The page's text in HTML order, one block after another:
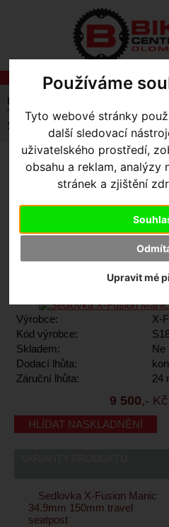
Používáme
Tyto webové stránky
další sledovací
uživatelského prostředí,
obsahu a reklam, analýzy
stránek a zjištění
Upravit mé
Úvodní strana
Teleskopické
Sedlovka X-Fusion Manic 150mm
SEDLOVKA X-
MANIC 150MM
-
Fusion Manic
travel seatpost
Výrobce:
X-
Kód výrobce:
Skladem:
Ne
Dodací lhůta:
Záruční lhůta:
24
9 500,-
HLÍDAT NASKLADNĚNÍ
Sedlovka X-Fusion Manic
34.9mm 150mm travel
seatpost